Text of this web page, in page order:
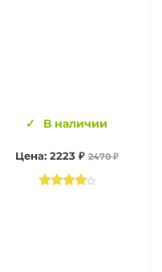
В наличии
Цена: 2223 ₽ 2470 ₽